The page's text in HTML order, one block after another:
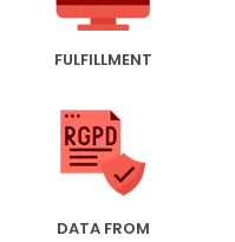
FULFILLMENT
DATA FROM